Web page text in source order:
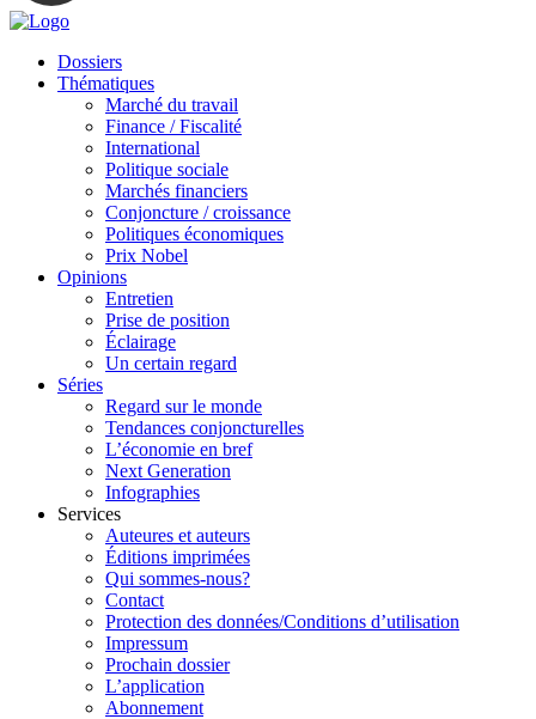
Dossiers
Thématiques
Marché du travail
Finance / Fiscalité
International
Politique sociale
Marchés financiers
Conjoncture / croissance
Politiques économiques
Prix Nobel
Opinions
Entretien
Prise de position
Éclairage
Un certain regard
Séries
Regard sur le monde
Tendances conjoncturelles
L’économie en bref
Next Generation
Infographies
Services
Auteures et auteurs
Éditions imprimées
Qui sommes-nous?
Contact
Protection des données/Conditions d’utilisation
Impressum
Prochain dossier
L’application
Abonnement